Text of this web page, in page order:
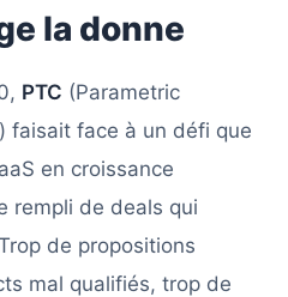
la donne
PTC (Parametric
faisait face à un défi que
en croissance
rempli de deals qui
de propositions
mal qualifiés, trop de